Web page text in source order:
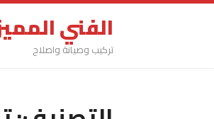
الفني المميز
تركيب وصيانة واصلاح